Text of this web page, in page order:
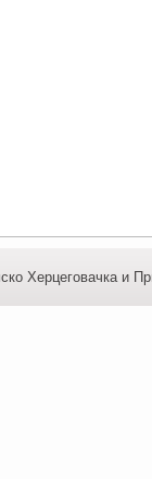
Херцеговачка и